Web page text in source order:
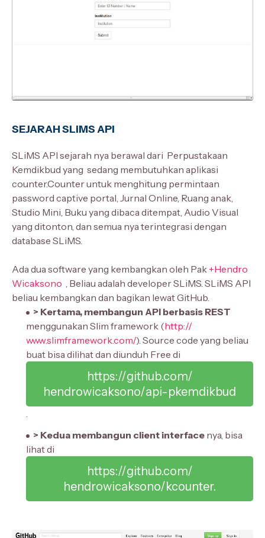
SEJARAH SLiMS API
SLiMS API sejarah nya berawal dari Perpustakaan
Kemdikbud yang sedang membutuhkan aplikasi
counter.Counter untuk menghitung permintaan
password captive portal, Jurnal Online, Ruang anak,
Studio Mini, Buku yang dibaca ditempat, Audio Visual
yang ditonton, dan semua nya terintegrasi dengan
database SLiMS.
Ada dua software yang kembangkan oleh Pak +Hendro
Wicaksono , Beliau adalah developer SLiMS. SLiMS API
beliau kembangkan dan bagikan lewat GitHub.
> Kertama, membangun API berbasis REST
menggunakan Slim framework (http://
www.slimframework.com/). Source code yang beliau
buat bisa dilihat dan diunduh Free di
https://github.com/
hendrowicaksono/api-pkemdikbud
> Kedua membangun client interface nya, bisa
lihat di
https://github.com/
hendrowicaksono/kcounter.